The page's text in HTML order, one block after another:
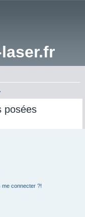
posées
me connecter ?!